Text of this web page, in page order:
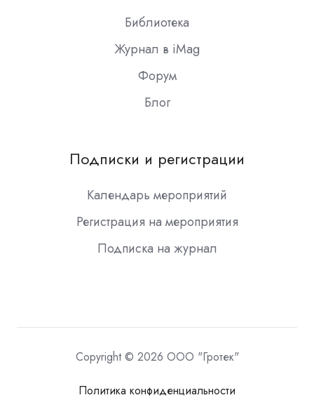
Библиотека
Журнал в iMag
Форум
Блог
Подписки и регистрации
Календарь мероприятий
Регистрация на мероприятия
Подписка на журнал
Copyright © 2026 ООО "Гротек"
Политика конфиденциальности